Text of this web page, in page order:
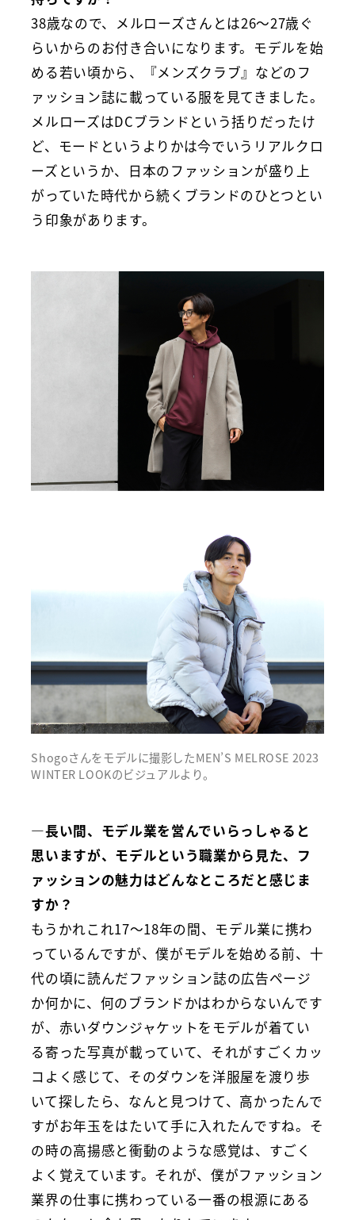
38歳なので、メルローズさんとは26〜27歳ぐ
らいからのお付き合いになります。モデルを始
める若い頃から、『メンズクラブ』などのフ
ァッション誌に載っている服を見てきました。
メルローズはDCブランドという括りだったけ
ど、モードというよりかは今でいうリアルクロ
ーズというか、日本のファッションが盛り上
がっていた時代から続くブランドのひとつとい
う印象があります。
Shogoさんをモデルに撮影したMEN’S MELROSE 2023
WINTER LOOKのビジュアルより。
―長い間、モデル業を営んでいらっしゃると
思いますが、モデルという職業から見た、フ
ァッションの魅力はどんなところだと感じま
すか？
もうかれこれ17〜18年の間、モデル業に携わ
っているんですが、僕がモデルを始める前、十
代の頃に読んだファッション誌の広告ページ
か何かに、何のブランドかはわからないんです
が、赤いダウンジャケットをモデルが着てい
る寄った写真が載っていて、それがすごくカッ
コよく感じて、そのダウンを洋服屋を渡り歩
いて探したら、なんと見つけて、高かったんで
すがお年玉をはたいて手に入れたんですね。そ
の時の高揚感と衝動のような感覚は、すごく
よく覚えています。それが、僕がファッション
業界の仕事に携わっている一番の根源にある